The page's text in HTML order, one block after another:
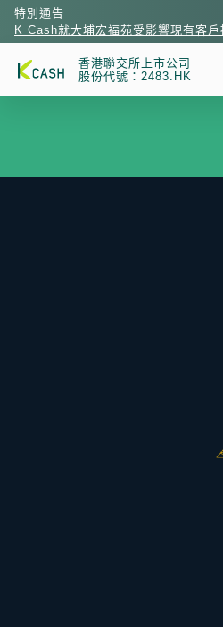
特別通告
K Cash就大埔宏福苑受影響現有客
香港聯交所上市公司
股份代號：2483.HK